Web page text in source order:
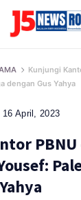
Kunjungi
dengan Gus Yahya
16 April, 2023